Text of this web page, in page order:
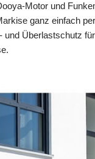
Motor und
ganz einfach
und Überlastschutz